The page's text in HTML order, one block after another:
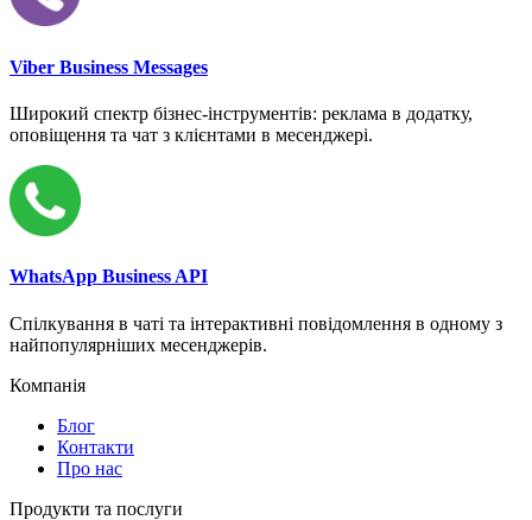
Viber Business Messages
Широкий спектр бізнес-інструментів: реклама в додатку,
оповіщення та чат з клієнтами в месенджері.
WhatsApp Business API
Спілкування в чаті та інтерактивні повідомлення в одному з
найпопулярніших месенджерів.
Компанія
Блог
Контакти
Про нас
Продукти та послуги